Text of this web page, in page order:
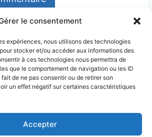
le consentement
expériences, nous utilisons des technologies
stocker et/ou accéder aux informations des
à ces technologies nous permettra de
que le comportement de navigation ou les ID
de ne pas consentir ou de retirer son
un effet négatif sur certaines caractéristiques
Accepter
Conditions générales